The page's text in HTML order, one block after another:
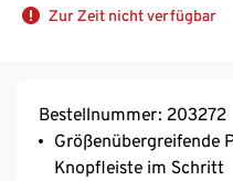
Zur Zeit nicht verfügbar
Bestellnummer: 203272
Größenübergreifende
Knopfleiste im Schritt